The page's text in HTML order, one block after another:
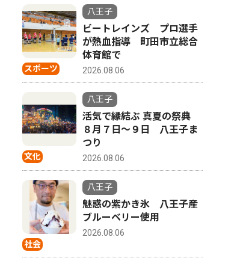
スポーツ
八王子
ビートレインズ プロ選手
が熱血指導 町田市立総合
体育館で
2026.08.06
文化
八王子
活気で縁結ぶ 真夏の祭典
８月７日〜９日 八王子ま
つり
2026.08.06
社会
八王子
魅惑の紫かき氷 八王子産
ブルーベリー使用
2026.08.06